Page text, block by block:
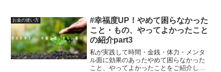
みませんか。
お金の使い方
#幸福度UP！やめて困らなかった
こと・もの、やってよかったこと
の紹介part3
私が実践して時間・金銭・体力・メンタ
ル面に効果のあったやめて困らなかった
こと、やってよかったことをご紹介しま